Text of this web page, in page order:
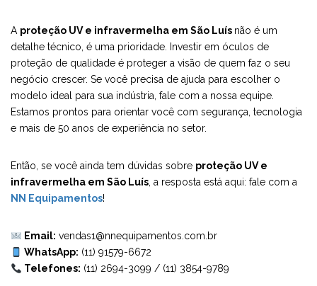
A proteção UV e infravermelha em São Luís não é um
detalhe técnico, é uma prioridade. Investir em óculos de
proteção de qualidade é proteger a visão de quem faz o seu
negócio crescer. Se você precisa de ajuda para escolher o
modelo ideal para sua indústria, fale com a nossa equipe.
Estamos prontos para orientar você com segurança, tecnologia
e mais de 50 anos de experiência no setor.
Então, se você ainda tem dúvidas sobre proteção UV e
infravermelha em São Luís, a resposta está aqui: fale com a
NN Equipamentos!
Email: vendas1@nnequipamentos.com.br
WhatsApp: (11) 91579-6672
Telefones: (11) 2694-3099 / (11) 3854-9789